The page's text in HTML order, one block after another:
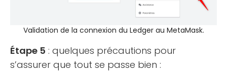
Validation de la connexion du Ledger au MetaMask.
Étape 5 : quelques précautions pour
s’assurer que tout se passe bien :